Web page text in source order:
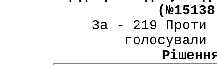
За - 219 Проти